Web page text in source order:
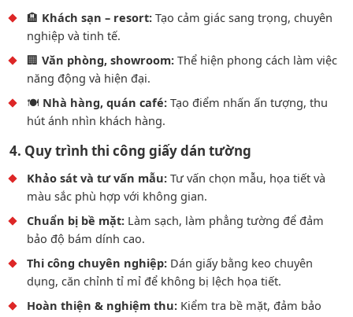
🏨 Khách sạn – resort: Tạo cảm giác sang trọng, chuyên
nghiệp và tinh tế.
🏢 Văn phòng, showroom: Thể hiện phong cách làm việc
năng động và hiện đại.
🍽️ Nhà hàng, quán café: Tạo điểm nhấn ấn tượng, thu
hút ánh nhìn khách hàng.
4. Quy trình thi công giấy dán tường
Khảo sát và tư vấn mẫu: Tư vấn chọn mẫu, họa tiết và
màu sắc phù hợp với không gian.
Chuẩn bị bề mặt: Làm sạch, làm phẳng tường để đảm
bảo độ bám dính cao.
Thi công chuyên nghiệp: Dán giấy bằng keo chuyên
dụng, căn chỉnh tỉ mỉ để không bị lệch họa tiết.
Hoàn thiện & nghiệm thu: Kiểm tra bề mặt, đảm bảo